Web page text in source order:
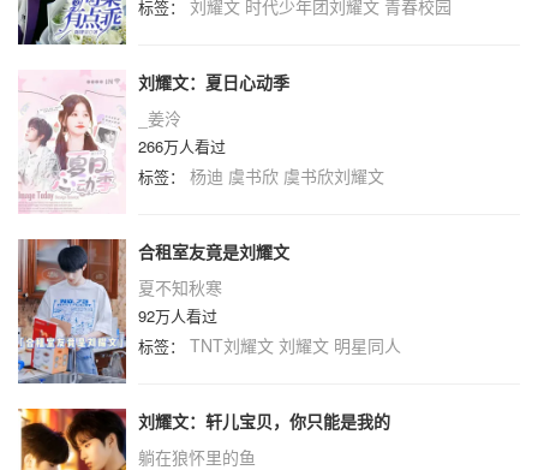
标签： 刘耀文 时代少年团刘耀文 青春校园
刘耀文：夏日心动季
_姜泠
266万人看过
标签： 杨迪 虞书欣 虞书欣刘耀文
合租室友竟是刘耀文
夏不知秋寒
92万人看过
标签： TNT刘耀文 刘耀文 明星同人
刘耀文：轩儿宝贝，你只能是我的
躺在狼怀里的鱼